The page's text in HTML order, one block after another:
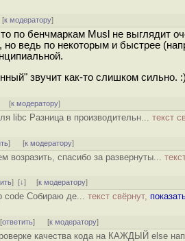
к модератору]
по бенчмаркам Musl не выглядит
ведь по некоторым и быстрее
звучит как-то слишком сильно. :)
[к модератору]
libc Разница в производительн... текст
] [к модератору]
возразить, спасибо за развернуты...
][↓] [к модератору]
code Собираю де... текст свёрнут,
ответить] [к модератору]
качества кода на КАЖДЫЙ else